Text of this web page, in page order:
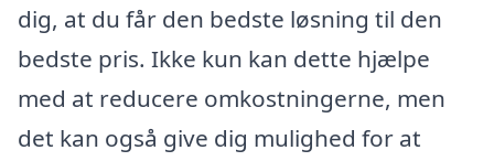
dig, at du får den bedste løsning til den
bedste pris. Ikke kun kan dette hjælpe
med at reducere omkostningerne, men
det kan også give dig mulighed for at